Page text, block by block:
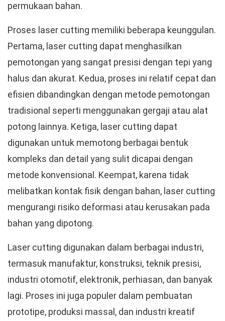
permukaan bahan.
Proses laser cutting memiliki beberapa keunggulan.
Pertama, laser cutting dapat menghasilkan
pemotongan yang sangat presisi dengan tepi yang
halus dan akurat. Kedua, proses ini relatif cepat dan
efisien dibandingkan dengan metode pemotongan
tradisional seperti menggunakan gergaji atau alat
potong lainnya. Ketiga, laser cutting dapat
digunakan untuk memotong berbagai bentuk
kompleks dan detail yang sulit dicapai dengan
metode konvensional. Keempat, karena tidak
melibatkan kontak fisik dengan bahan, laser cutting
mengurangi risiko deformasi atau kerusakan pada
bahan yang dipotong.
Laser cutting digunakan dalam berbagai industri,
termasuk manufaktur, konstruksi, teknik presisi,
industri otomotif, elektronik, perhiasan, dan banyak
lagi. Proses ini juga populer dalam pembuatan
prototipe, produksi massal, dan industri kreatif